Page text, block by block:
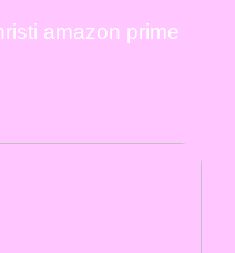
amazon prime